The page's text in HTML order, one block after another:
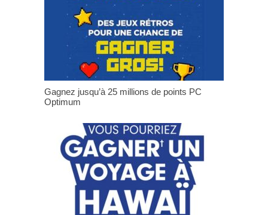
Gagnez jusqu’à 25 millions de points PC
Optimum